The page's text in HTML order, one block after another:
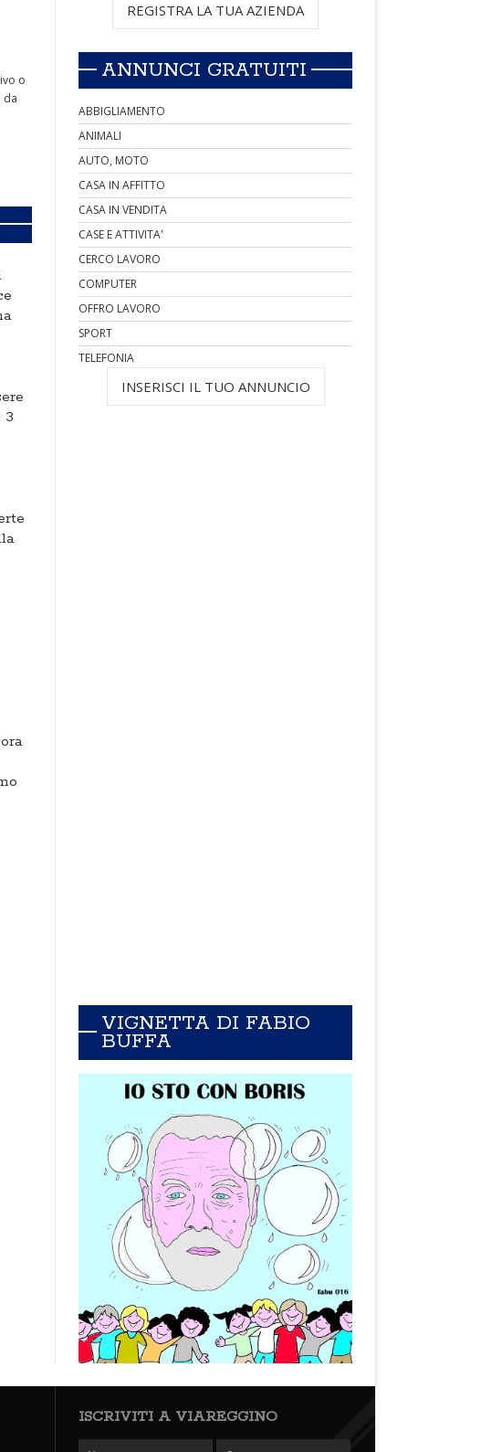
o
da
3
REGISTRA LA TUA AZIENDA
ANNUNCI GRATUITI
ABBIGLIAMENTO
ANIMALI
AUTO, MOTO
CASA IN AFFITTO
CASA IN VENDITA
CASE E ATTIVITA'
CERCO LAVORO
COMPUTER
OFFRO LAVORO
SPORT
TELEFONIA
INSERISCI IL TUO ANNUNCIO
VIGNETTA DI FABIO
BUFFA
ISCRIVITI A VIAREGGINO